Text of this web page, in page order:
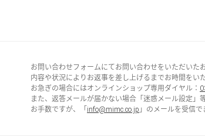
お問い合わせフォームにてお問い合わせをいただいた
内容や状況によりお返事を差し上げるまでお時間をい
お急ぎの場合にはオンラインショップ専用ダイヤル：
また、返答メールが届かない場合「迷惑メール設定」
お手数ですが、「 info@mimc.co.jp 」のメールを受信で